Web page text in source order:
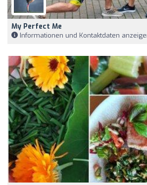
My Perfect Me
Informationen und Kontaktdaten